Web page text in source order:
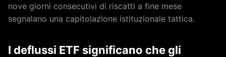
nove giorni consecutivi di riscatti a fine mese
segnalano una capitolazione istituzionale tattica.
I deflussi ETF significano che gli